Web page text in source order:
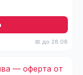
📅 до 28.08